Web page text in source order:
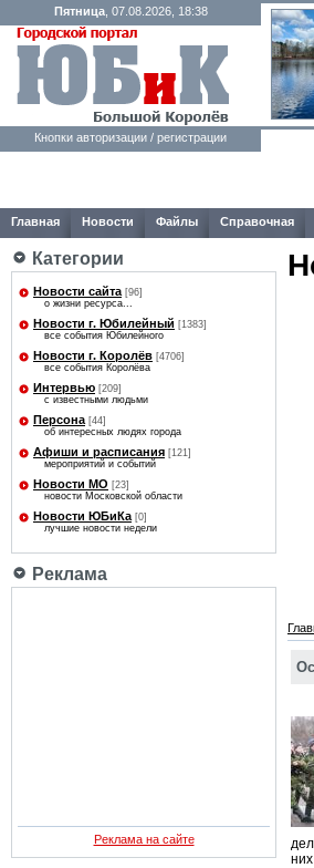
Пятница, 07.08.2026, 18:38
Кнопки авторизации / регистрации
Главная Новости Файлы Справочная
Категории
Новости сайта [96]
о жизни ресурса...
Новости г. Юбилейный [1383]
все события Юбилейного
Новости г. Королёв [4706]
все события Королёва
Интервью [209]
с известными людьми
Персона [44]
об интересных людях города
Афиши и расписания [121]
мероприятий и событий
Новости МО [23]
новости Московской области
Новости ЮБиКа [0]
лучшие новости недели
Реклама
Реклама на сайте